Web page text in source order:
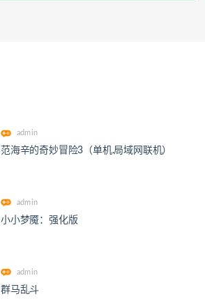
admin
范海辛的奇妙冒险3（单机.局域网联机）
admin
小小梦魇：强化版
admin
群马乱斗